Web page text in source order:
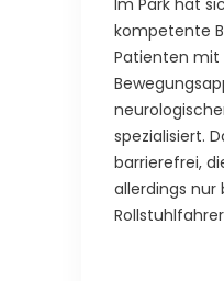
Im Park hat
kompetente
Patienten mit
spezialisiert.
barrierefrei,
allerdings